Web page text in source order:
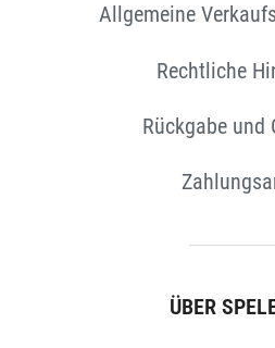
Allgemeine
Rechtliche
Rückgabe und
ÜBER